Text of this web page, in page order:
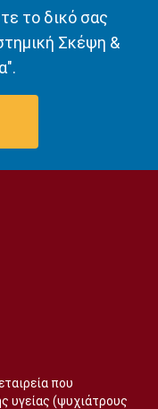
το δικό σας
Σκέψη &
που
υγείας (ψυχιάτρους